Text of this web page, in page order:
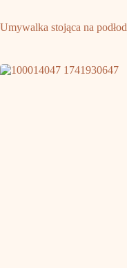
Umywalka stojąca na